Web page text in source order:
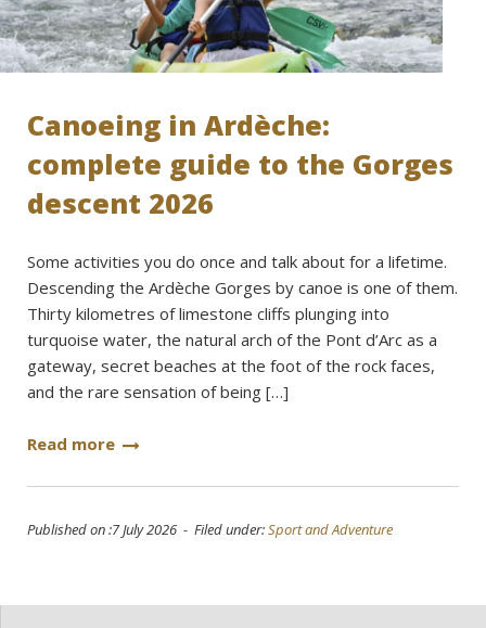
Canoeing in Ardèche:
complete guide to the Gorges
descent 2026
Some activities you do once and talk about for a lifetime.
Descending the Ardèche Gorges by canoe is one of them.
Thirty kilometres of limestone cliffs plunging into
turquoise water, the natural arch of the Pont d’Arc as a
gateway, secret beaches at the foot of the rock faces,
and the rare sensation of being […]
Read more
Published on :7 July 2026 - Filed under:Sport and Adventure